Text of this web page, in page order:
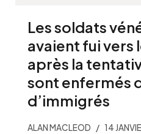
Les soldats
avaient fui vers
après la
sont enfermés
d’immigrés
ALAN MACLEOD 14